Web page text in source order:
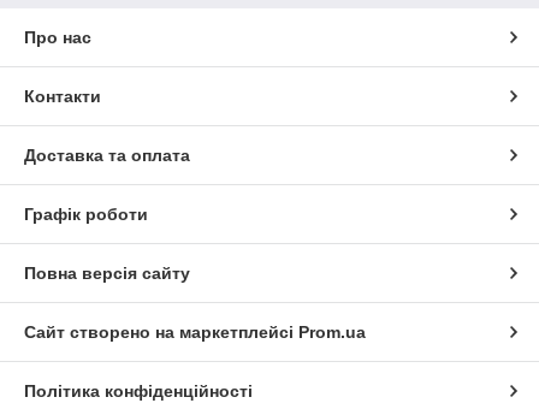
Про нас
Контакти
Доставка та оплата
Графік роботи
Повна версія сайту
Сайт створено на маркетплейсі Prom.ua
Політика конфіденційності